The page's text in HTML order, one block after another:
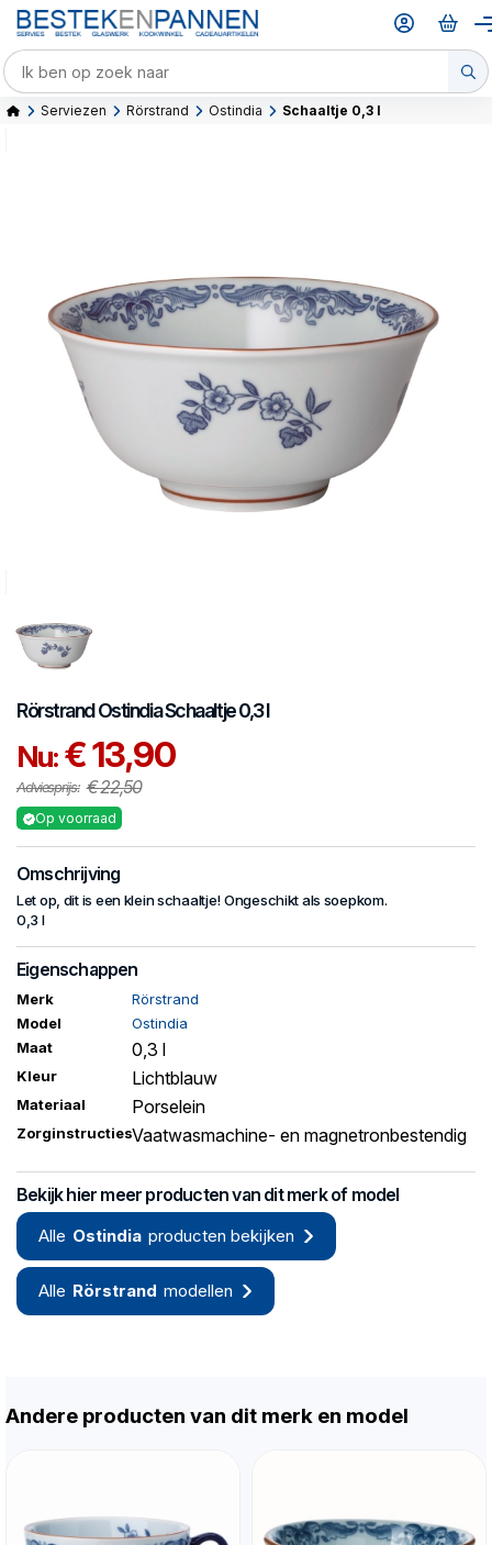
Serviezen Rörstrand Ostindia Schaaltje 0,3 l
RörstrandOstindiaSchaaltje 0,3 l
Nu:€ 13,90
Adviesprijs: € 22,50
Op voorraad
Omschrijving
Let op, dit is een klein schaaltje! Ongeschikt als soepkom.
0,3 l
Eigenschappen
Merk
Rörstrand
Model
Ostindia
Maat
0,3 l
Kleur Lichtblauw
Materiaal Porselein
ZorginstructiesVaatwasmachine- en magnetronbestendig
Bekijk hier meer producten van dit merk of model
Alle Ostindia producten bekijken
Alle Rörstrand modellen
Andere producten van dit merk en model